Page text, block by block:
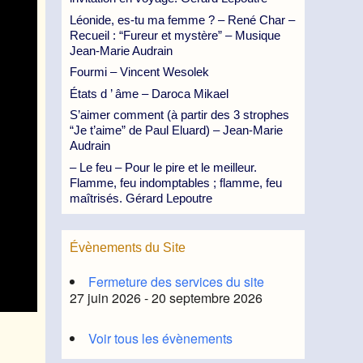
Léonide, es-tu ma femme ? – René Char –
Recueil : “Fureur et mystère” – Musique
Jean-Marie Audrain
Fourmi – Vincent Wesolek
États d ’ âme – Daroca Mikael
S’aimer comment (à partir des 3 strophes
“Je t’aime” de Paul Eluard) – Jean-Marie
Audrain
– Le feu – Pour le pire et le meilleur.
Flamme, feu indomptables ; flamme, feu
maîtrisés. Gérard Lepoutre
Évènements du Site
Fermeture des services du site
27 juin 2026 - 20 septembre 2026
Voir tous les évènements